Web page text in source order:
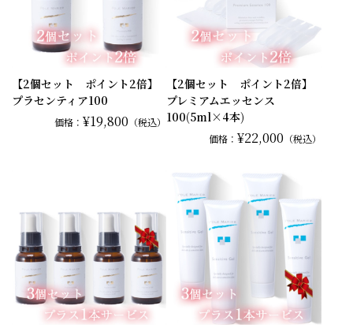
【2個セット ポイント2倍】
プラセンティア100
価格：¥19,800 （税込）
【2個セット ポイント2倍】
プレミアムエッセンス
100(5ml×4本)
価格： ¥22,000 （税込）